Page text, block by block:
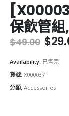
保飲管
$49.00
was:
$
Availability: 已售完
貨號: X000037
分類: Accessories